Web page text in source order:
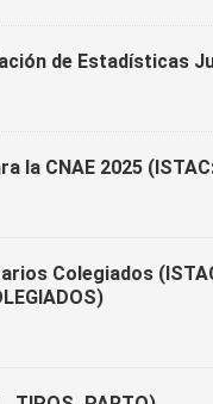
de Estadísticas
CNAE 2025 (ISTAC:
Colegiados